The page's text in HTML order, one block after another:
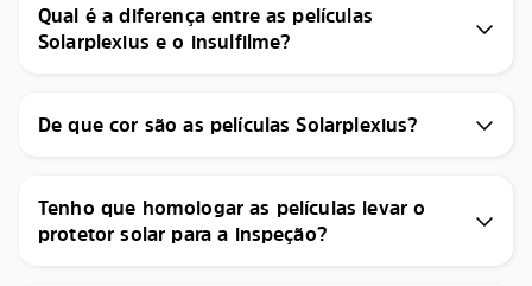
Qual é a diferença entre as películas
Solarplexius e o insulfilme?
De que cor são as películas Solarplexius?
Tenho que homologar as películas levar o
protetor solar para a inspeção?